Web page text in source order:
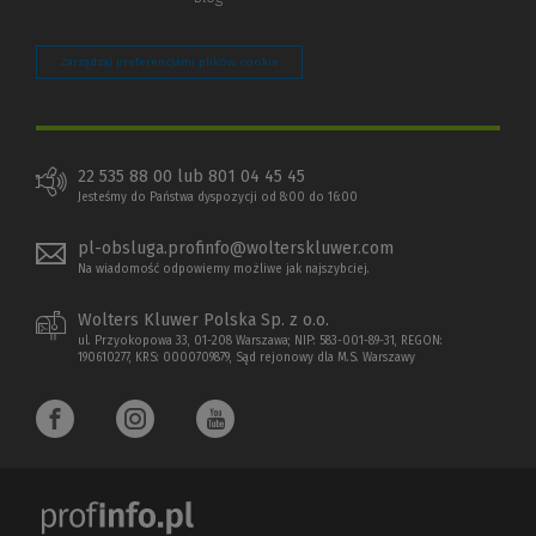
Zarządzaj preferencjami plików cookie
22 535 88 00 lub 801 04 45 45
Jesteśmy do Państwa dyspozycji od 8:00 do 16:00
pl-obsluga.profinfo@wolterskluwer.com
Na wiadomość odpowiemy możliwe jak najszybciej.
Wolters Kluwer Polska Sp. z o.o.
ul. Przyokopowa 33, 01-208 Warszawa; NIP: 583-001-89-31, REGON:
190610277, KRS: 0000709879, Sąd rejonowy dla M.S. Warszawy